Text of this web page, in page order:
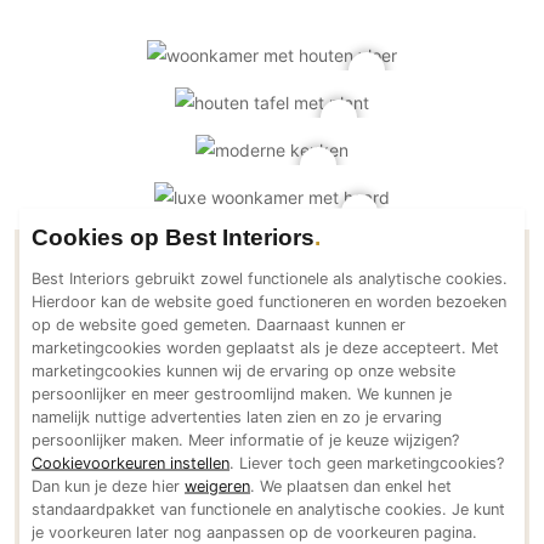
Natuursteen en keramiek vloeren
Afwerking
Beton Ciré
Behang / Wandtextiel
Natuursteen en keramiek
Leer
Schilderwerk
Stucwerk
Spuitwerk
Contactgegevens De Juul
Interieurarchitectuur
Adresgegevens
Oscar Mendliklaan 9
2111AS Aerdenhout
NL
Bereikbaar via
+31 (0)6 41366599
Cookies op Best Interiors
Best Interiors gebruikt zowel functionele als analytische cookies.
Hierdoor kan de website goed functioneren en worden bezoeken
op de website goed gemeten. Daarnaast kunnen er
marketingcookies worden geplaatst als je deze accepteert. Met
marketingcookies kunnen wij de ervaring op onze website
persoonlijker en meer gestroomlijnd maken. We kunnen je
namelijk nuttige advertenties laten zien en zo je ervaring
persoonlijker maken. Meer informatie of je keuze wijzigen?
Cookievoorkeuren instellen. Liever toch geen marketingcookies?
Dan kun je deze hier weigeren. We plaatsen dan enkel het
standaardpakket van functionele en analytische cookies. Je kunt
je voorkeuren later nog aanpassen op de voorkeuren pagina.